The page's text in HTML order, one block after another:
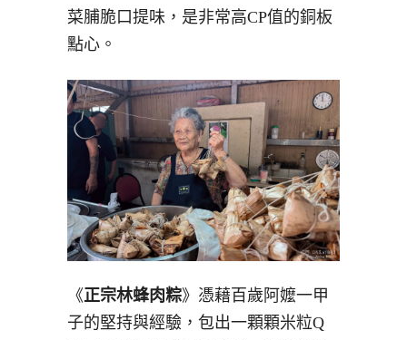
菜脯脆口提味，是非常高CP值的銅板
點心。
《正宗林蜂肉粽》憑藉百歲阿嬤一甲
子的堅持與經驗，包出一顆顆米粒Q